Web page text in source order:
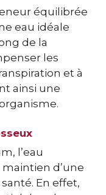
équilibrée
eau idéale
de la
les
et à
ainsi une
l’eau
d’une
En effet,